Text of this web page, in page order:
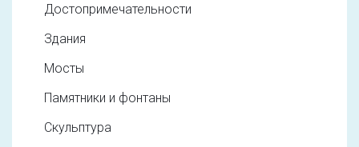
Достопримечательности
Здания
Мосты
Памятники и фонтаны
Скульптура